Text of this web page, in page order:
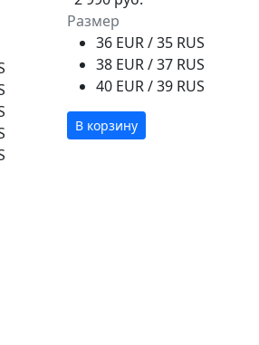
Размер
36 EUR / 35 RUS
38 EUR / 37 RUS
40 EUR / 39 RUS
В корзину